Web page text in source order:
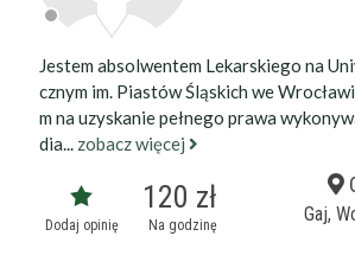
Jestem absolwentem Lekarskiego na
cznym im. Piastów Śląskich we
m na uzyskanie pełnego prawa
dia... zobacz więcej
Dodaj opinię
120 zł
Na godzinę Gaj,